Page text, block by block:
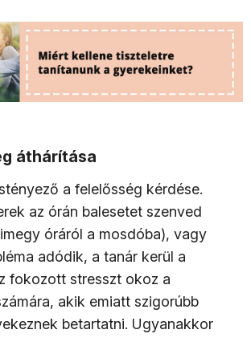
áthárítása
a felelősség kérdése.
az órán balesetet szenved
óráról a mosdóba), vagy
adódik, a tanár kerül a
fokozott stresszt okoz a
akik emiatt szigorúbb
betartatni. Ugyanakkor